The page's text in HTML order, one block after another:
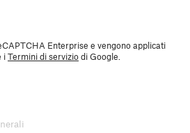
Enterprise e vengono applicati
iTermini di serviziodi Google.